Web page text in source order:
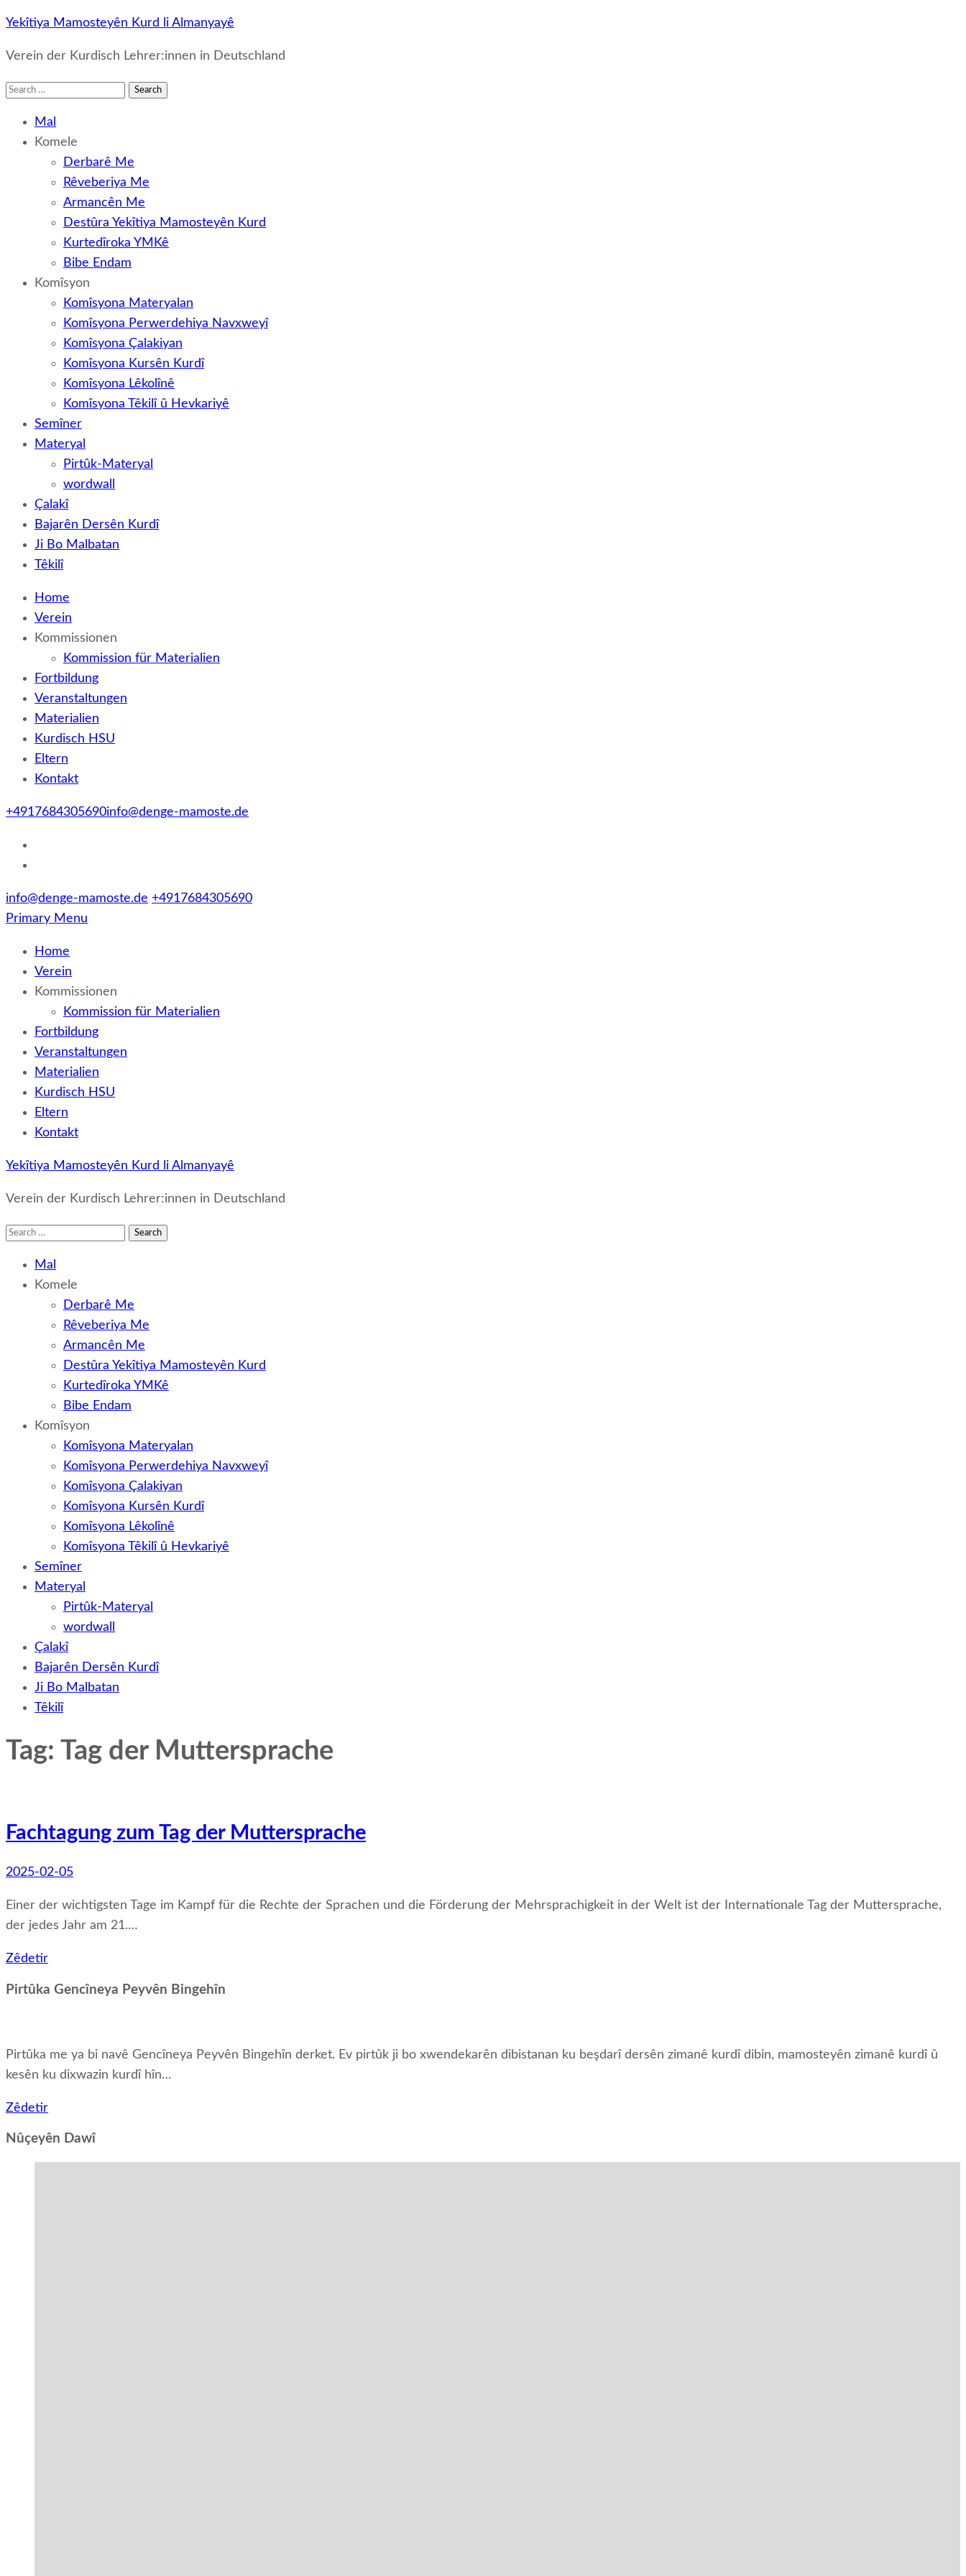
Yekîtiya Mamosteyên Kurd li Almanyayê
Verein der Kurdisch Lehrer:innen in Deutschland
Search
Mal
Komele
Derbarê Me
Rêveberiya Me
Armancên Me
Destûra Yekîtiya Mamosteyên Kurd
Kurtedîroka YMKê
Bibe Endam
Komîsyon
Komîsyona Materyalan
Komîsyona Perwerdehiya Navxweyî
Komîsyona Çalakiyan
Komîsyona Kursên Kurdî
Komîsyona Lêkolînê
Komîsyona Têkilî û Hevkariyê
Semîner
Materyal
Pirtûk-Materyal
wordwall
Çalakî
Bajarên Dersên Kurdî
Ji Bo Malbatan
Têkilî
Home
Verein
Kommissionen
Kommission für Materialien
Fortbildung
Veranstaltungen
Materialien
Kurdisch HSU
Eltern
Kontakt
+4917684305690info@denge-mamoste.de
info@denge-mamoste.de +4917684305690
Primary Menu
Home
Verein
Kommissionen
Kommission für Materialien
Fortbildung
Veranstaltungen
Materialien
Kurdisch HSU
Eltern
Kontakt
Yekîtiya Mamosteyên Kurd li Almanyayê
Verein der Kurdisch Lehrer:innen in Deutschland
Search
Mal
Komele
Derbarê Me
Rêveberiya Me
Armancên Me
Destûra Yekîtiya Mamosteyên Kurd
Kurtedîroka YMKê
Bibe Endam
Komîsyon
Komîsyona Materyalan
Komîsyona Perwerdehiya Navxweyî
Komîsyona Çalakiyan
Komîsyona Kursên Kurdî
Komîsyona Lêkolînê
Komîsyona Têkilî û Hevkariyê
Semîner
Materyal
Pirtûk-Materyal
wordwall
Çalakî
Bajarên Dersên Kurdî
Ji Bo Malbatan
Têkilî
Tag: Tag der Muttersprache
Fachtagung zum Tag der Muttersprache
2025-02-05
Einer der wichtigsten Tage im Kampf für die Rechte der Sprachen und die Förderung der Mehrsprachigkeit in der Welt ist der Internationale Tag der Muttersprache,
der jedes Jahr am 21.…
Zêdetir
Pirtûka Gencîneya Peyvên Bingehîn
Pirtûka me ya bi navê Gencîneya Peyvên Bingehîn derket. Ev pirtûk ji bo xwendekarên dibistanan ku beşdarî dersên zimanê kurdî dibin, mamosteyên zimanê kurdî û
kesên ku dixwazin kurdî hîn…
Zêdetir
Nûçeyên Dawî